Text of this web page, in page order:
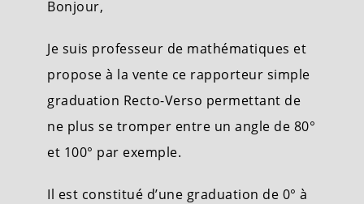
Bonjour,
Je suis professeur de mathématiques et
propose à la vente ce rapporteur simple
graduation Recto-Verso permettant de
ne plus se tromper entre un angle de 80°
et 100° par exemple.
Il est constitué d’une graduation de 0° à